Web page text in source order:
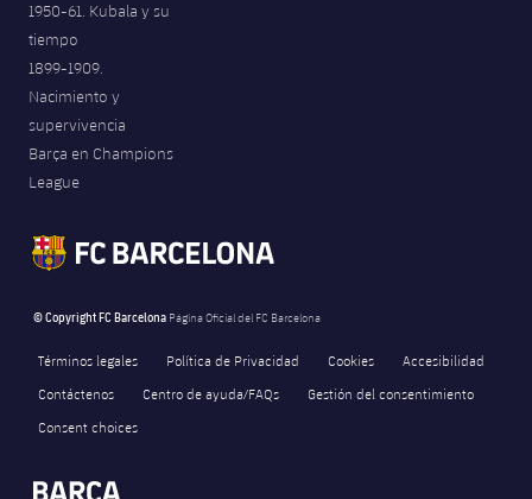
1950-61. Kubala y su
tiempo
1899-1909.
Nacimiento y
supervivencia
Barça en Champions
League
© Copyright FC Barcelona Página Oficial del FC Barcelona
Términos legales Política de Privacidad Cookies
Accesibilidad
Contáctenos
Centro de ayuda/FAQs
Gestión del consentimiento
Consent choices